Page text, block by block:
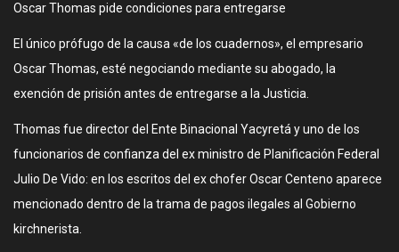
Oscar Thomas pide condiciones para entregarse
El único prófugo de la causa «de los cuadernos», el empresario
Oscar Thomas, esté negociando mediante su abogado, la
exención de prisión antes de entregarse a la Justicia.
Thomas fue director del Ente Binacional Yacyretá y uno de los
funcionarios de confianza del ex ministro de Planificación Federal
Julio De Vido: en los escritos del ex chofer Oscar Centeno aparece
mencionado dentro de la trama de pagos ilegales al Gobierno
kirchnerista.